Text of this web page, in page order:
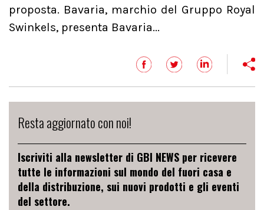
proposta. Bavaria, marchio del Gruppo Royal
Swinkels, presenta Bavaria...
Resta aggiornato con noi!
Iscriviti alla newsletter di GBI NEWS per ricevere
tutte le informazioni sul mondo del fuori casa e
della distribuzione, sui nuovi prodotti e gli eventi
del settore.